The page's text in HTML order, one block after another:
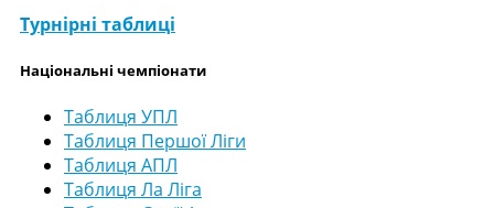
Турнірні таблиці
Національні чемпіонати
Таблиця УПЛ
Таблиця Першої Ліги
Таблиця АПЛ
Таблиця Ла Ліга